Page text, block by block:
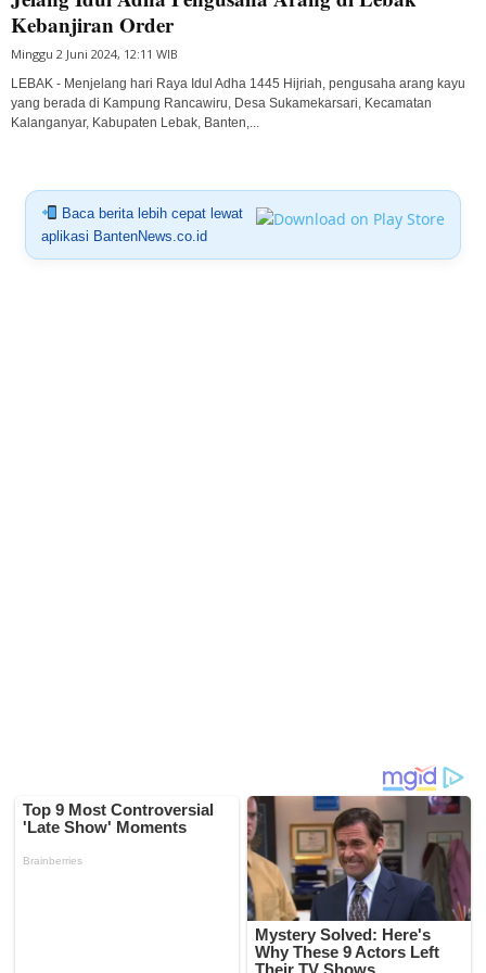
Kebanjiran Order
Minggu 2 Juni 2024, 12:11 WIB
LEBAK - Menjelang hari Raya Idul Adha 1445 Hijriah, pengusaha arang kayu
yang berada di Kampung Rancawiru, Desa Sukamekarsari, Kecamatan
Kalanganyar, Kabupaten Lebak, Banten,...
Baca berita lebih cepat lewat
aplikasi BantenNews.co.id